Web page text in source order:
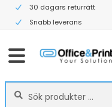
30 dagars returrätt
Snabb leverans
Sök
efter:
Sök